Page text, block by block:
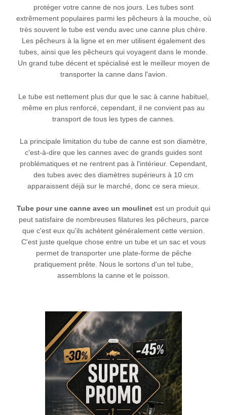
protéger votre canne de nos jours. Les tubes sont
extrêmement populaires parmi les pêcheurs à la mouche, où
très souvent le tube est vendu avec une canne plus chère.
Les pêcheurs à la ligne et en mer utilisent également des
tubes, ainsi que les pêcheurs qui voyagent dans le monde.
Un grand tube décent et spécialisé est le meilleur moyen de
transporter la canne dans l'avion.
Le tube est nettement plus dur que le sac à canne habituel,
même en plus renforcé, cependant, il ne convient pas au
transport de tous les types de cannes.
La principale limitation du tube de canne est son diamètre,
c'est-à-dire que les cannes avec de grands guides sont
problématiques et ne rentrent pas à l'intérieur. Cependant,
des tubes avec des diamètres supérieurs à 10 cm
apparaissent déjà sur le marché, donc ce sera mieux.
Tube pour une canne avec un moulinet est un produit qui
peut satisfaire de nombreuses filatures les pêcheurs, parce
que c'est eux qu'ils achètent généralement cette version.
C'est juste quelque chose entre un tube et un sac et vous
permet de transporter une plate-forme de pêche
pratiquement prête. Nous le sortons d'un tel tube,
assemblons la canne et le poisson.